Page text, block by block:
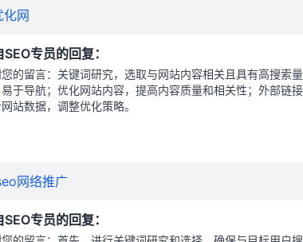
网
专员的回复：
的留言：关键词研究，选取与网站内容相关且具有高搜索
于导航；优化网站内容，提高内容质量和相关性；外部链
站数据，调整优化策略。
网络推广
专员的回复：